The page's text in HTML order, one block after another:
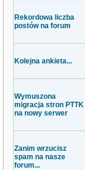
Rekordowa liczba
postów na forum
Kolejna ankieta...
Wymuszona
migracja stron PTTK
na nowy serwer
Zanim wrzucisz
spam na nasze
forum...